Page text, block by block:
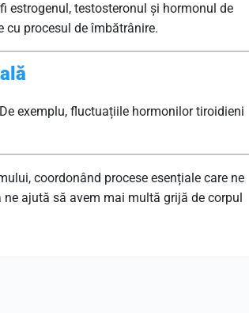
estrogenul, testosteronul și hormonul de
cu procesul de îmbătrânire.
exemplu, fluctuațiile hormonilor tiroidieni
coordonând procese esențiale care ne
ajută să avem mai multă grijă de corpul